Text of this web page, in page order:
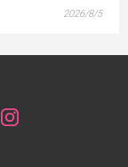
2026/8/5